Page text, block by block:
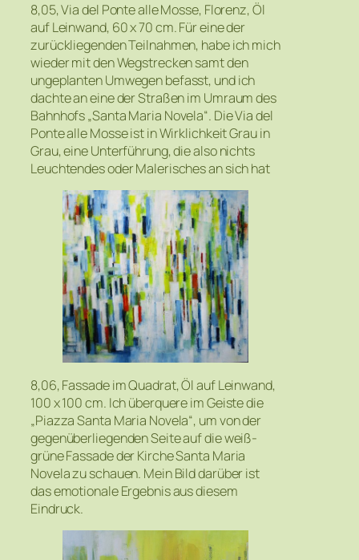
8,05, Via del Ponte alle Mosse, Florenz, Öl
auf Leinwand, 60 x 70 cm. Für eine der
zurückliegenden Teilnahmen, habe ich mich
wieder mit den Wegstrecken samt den
ungeplanten Umwegen befasst, und ich
dachte an eine der Straßen im Umraum des
Bahnhofs „Santa Maria Novela“. Die Via del
Ponte alle Mosse ist in Wirklichkeit Grau in
Grau, eine Unterführung, die also nichts
Leuchtendes oder Malerisches an sich hat
8,06, Fassade im Quadrat, Öl auf Leinwand,
100 x 100 cm. Ich überquere im Geiste die
„Piazza Santa Maria Novela“, um von der
gegenüberliegenden Seite auf die weiß-
grüne Fassade der Kirche Santa Maria
Novela zu schauen. Mein Bild darüber ist
das emotionale Ergebnis aus diesem
Eindruck.